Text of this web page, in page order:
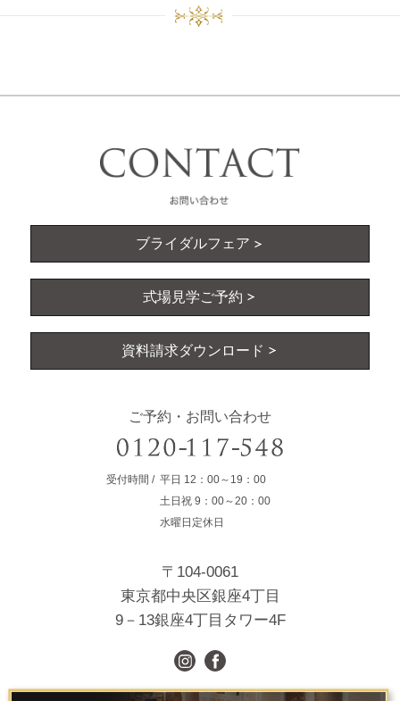
ブライダルフェア
式場見学ご予約
資料請求ダウンロード
ご予約・お問い合わせ
受付時間 平日 12：00～19：00
土日祝 9：00～20：00
水曜日定休日
〒104-0061
東京都中央区銀座4丁目
9－13銀座4丁目タワー4F